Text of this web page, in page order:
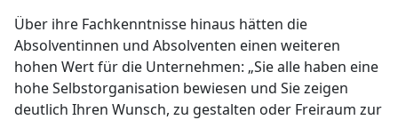
Über ihre Fachkenntnisse hinaus hätten die
Absolventinnen und Absolventen einen weiteren
hohen Wert für die Unternehmen: „Sie alle haben eine
hohe Selbstorganisation bewiesen und Sie zeigen
deutlich Ihren Wunsch, zu gestalten oder Freiraum zur